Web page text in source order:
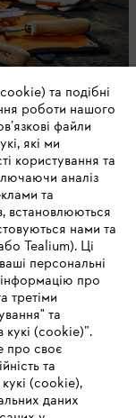
та подібні
роботи нашого
файли
які ми
користування та
аналіз
та
встановлюються
нами та
Tealium). Ці
персональні
про
третіми
та
(cookie)”.
про своє
та
(cookie),
даних